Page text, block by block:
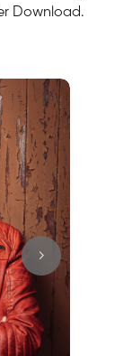
Download.